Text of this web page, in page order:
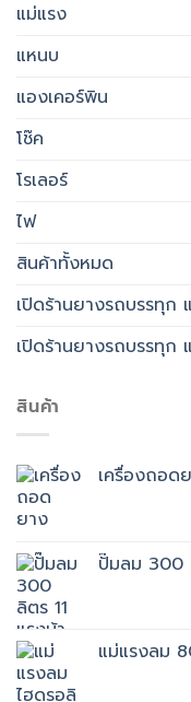
แม่แรง
แหนบ
แองเคอร์พิน
โช๊ค
โรเลอร์
ไฟ
สินค้าทั้งหมด
เปิดร้านยางรถบรรทุก
เปิดร้านยางรถบรรทุก
สินค้า
เครื่องถอด
ปั๊มลม 300
แม่แรงลม